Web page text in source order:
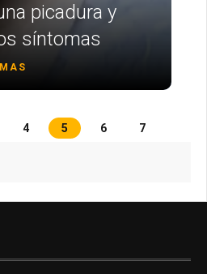
picadura y
síntomas
4 5 6
7